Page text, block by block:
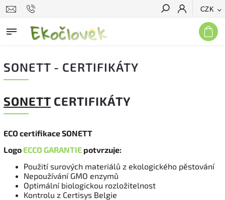
CZK
Hledat
SONETT - CERTIFIKÁTY
SONETT CERTIFIKÁTY
ECO certifikace SONETT
Logo ECCO GARANTIE potvrzuje:
Použití surových materiálů z ekologického pěstování
Nepoužívání GMO enzymů
Optimální biologickou rozložitelnost
Kontrolu z Certisys Belgie